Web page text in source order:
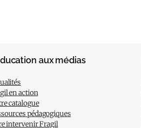
aux médias
en action
catalogue
pédagogiques
intervenir Fragil